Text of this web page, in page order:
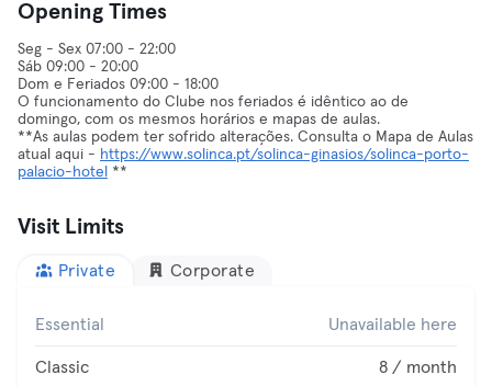
Opening Times
Seg - Sex 07:00 - 22:00
Sáb 09:00 - 20:00
Dom e Feriados 09:00 - 18:00
O funcionamento do Clube nos feriados é idêntico ao de
domingo, com os mesmos horários e mapas de aulas.
**As aulas podem ter sofrido alterações. Consulta o Mapa de Aulas
atual aqui - https://www.solinca.pt/solinca-ginasios/solinca-porto-
palacio-hotel
**
Visit Limits
Private Corporate
Essential Unavailable here
Classic 8 / month